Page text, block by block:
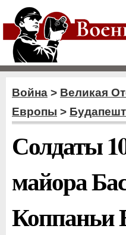
Война > Великая
Европы >
Солдаты
майора
Коппаньи